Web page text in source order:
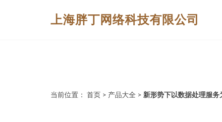
上海胖丁网络科技有限公司
当前位置： 首页 > 产品大全 > 新形势下以数据处理服